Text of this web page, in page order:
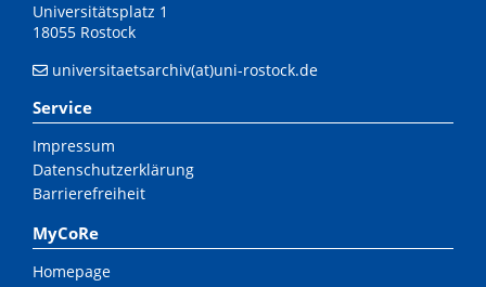
Universitätsplatz 1
18055 Rostock
universitaetsarchiv(at)uni-rostock.de
Service
Impressum
Datenschutzerklärung
Barrierefreiheit
MyCoRe
Homepage